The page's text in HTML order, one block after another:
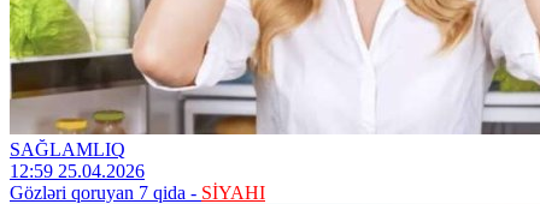
SAĞLAMLIQ
12:59 25.04.2026
Gözləri qoruyan 7 qida - SİYAHI